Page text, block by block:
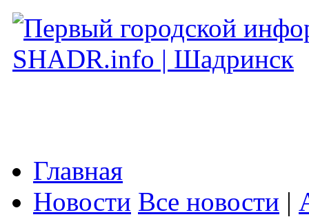
Главная
Новости Все новости |